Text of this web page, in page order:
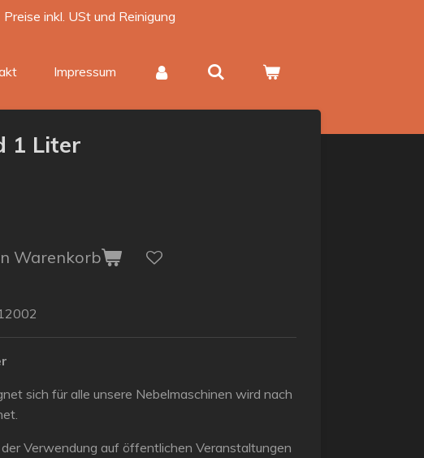
Preise inkl. USt und Reinigung
Impressum
1 Liter
Warenkorb
sich für alle unsere Nebelmaschinen wird nach
Verwendung auf öffentlichen Veranstaltungen